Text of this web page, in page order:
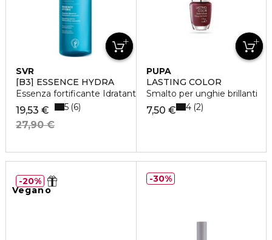
SVR
[B3] ESSENCE HYDRA
Essenza fortificante Idratante, ripolpante
19,53 €
27,90 €
5 6
PUPA
LASTING COLOR
Smalto per unghie brillanti
7,50 € 4 2
Vegano
20% 30%